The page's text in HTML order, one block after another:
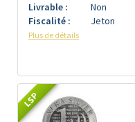
Livrable :
Non
Fiscalité :
Jeton
Plus de détails
LSP